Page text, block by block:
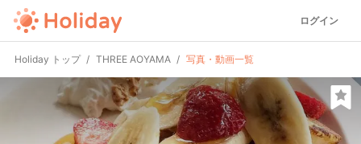
ログイン
Holiday トップ THREE AOYAMA 写真・動画一覧